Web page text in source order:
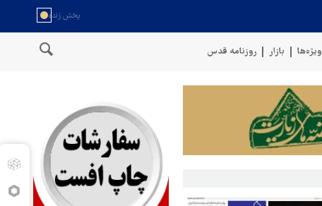
ویژه‌ها بازار روزنامه قدس
سخنگوی نیروهای مسلح یمن: کشتی نفتی عربستان را با موشک بالستیک